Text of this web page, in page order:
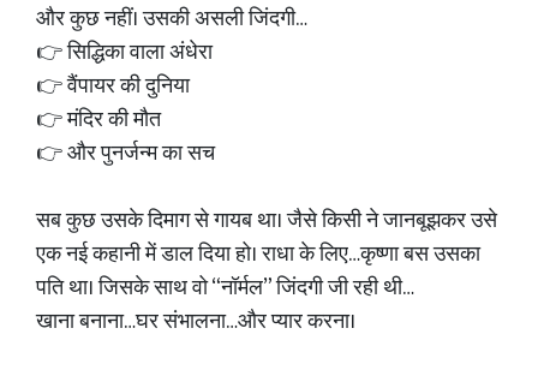
और कुछ नहीं। उसकी असली जिंदगी…
👉 सिद्धिका वाला अंधेरा
👉 वैंपायर की दुनिया
👉 मंदिर की मौत
👉 और पुनर्जन्म का सच
सब कुछ उसके दिमाग से गायब था। जैसे किसी ने जानबूझकर उसे
एक नई कहानी में डाल दिया हो। राधा के लिए…कृष्णा बस उसका
पति था। जिसके साथ वो “नॉर्मल” जिंदगी जी रही थी…
खाना बनाना…घर संभालना…और प्यार करना।